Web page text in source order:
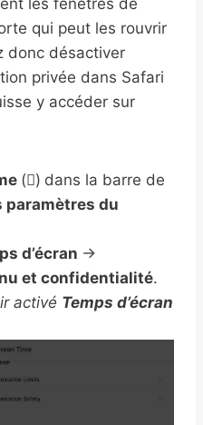
les fenêtres de
qui peut les rouvrir
donc désactiver
privée dans Safari
y accéder sur
() dans la barre de
paramètres du
d’écran →
et confidentialité.
activé Temps d’écran